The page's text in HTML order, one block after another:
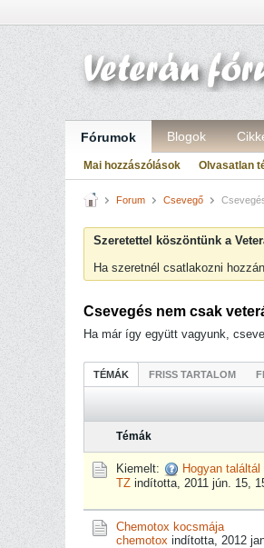
Fórumok Blogok
Mai hozzászólások Olvasatlan
Forum Csevegő
Szeretettel köszöntünk a
Ha szeretnél csatlakozni
Csevegés nem csak
Ha már így együtt vagyunk,
TÉMÁK FRISS TARTALOM
Témák
Kiemelt:
Hogyan találtál
TZ indította, 2011 jún. 15,
Chemotox kocsmája
chemotox indította, 2012